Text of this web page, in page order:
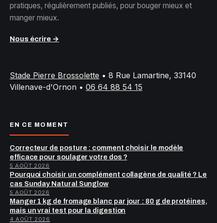
pratiques, régulièrement publiés, pour bouger mieux et
manger mieux.
Nous écrire →
Stade Pierre Brossolette • 8 Rue Lamartine, 33140
Villenave-d'Ornon • 06 64 88 54 15
EN CE MOMENT
Correcteur de posture : comment choisir le modèle
efficace pour soulager votre dos ?
5 AOÛT 2026
Pourquoi choisir un complément collagène de qualité ? Le
cas Sunday Natural Sunglow
5 AOÛT 2026
Manger 1 kg de fromage blanc par jour : 80 g de protéines,
mais un vrai test pour la digestion
4 AOÛT 2026